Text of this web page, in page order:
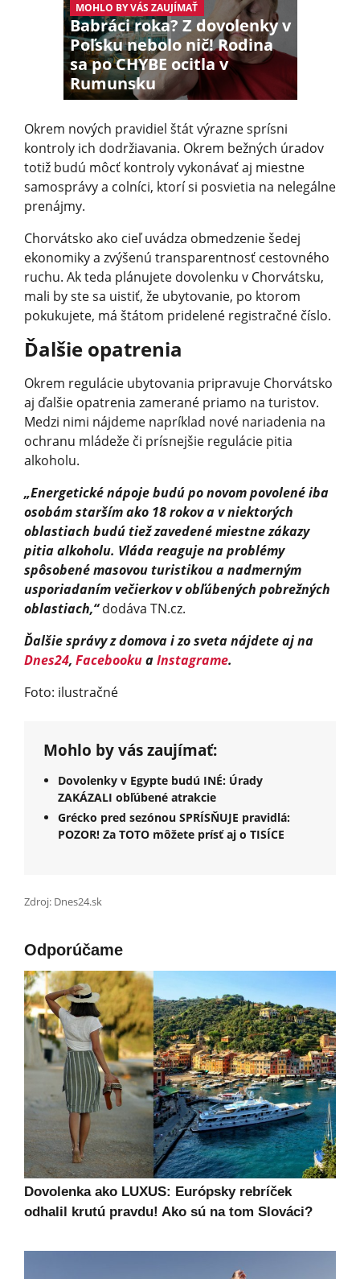
MOHLO BY VÁS ZAUJÍMAŤ
Babráci roka? Z dovolenky v
Poľsku nebolo nič! Rodina
sa po CHYBE ocitla v
Rumunsku
Okrem nových pravidiel štát výrazne sprísni
kontroly ich dodržiavania. Okrem bežných úradov
totiž budú môcť kontroly vykonávať aj miestne
samosprávy a colníci, ktorí si posvietia na nelegálne
prenájmy.
Chorvátsko ako cieľ uvádza obmedzenie šedej
ekonomiky a zvýšenú transparentnosť cestovného
ruchu. Ak teda plánujete dovolenku v Chorvátsku,
mali by ste sa uistiť, že ubytovanie, po ktorom
pokukujete, má štátom pridelené registračné číslo.
Ďalšie opatrenia
Okrem regulácie ubytovania pripravuje Chorvátsko
aj ďalšie opatrenia zamerané priamo na turistov.
Medzi nimi nájdeme napríklad nové nariadenia na
ochranu mládeže či prísnejšie regulácie pitia
alkoholu.
„Energetické nápoje budú po novom povolené iba
osobám starším ako 18 rokov a v niektorých
oblastiach budú tiež zavedené miestne zákazy
pitia alkoholu. Vláda reaguje na problémy
spôsobené masovou turistikou a nadmerným
usporiadaním večierkov v obľúbených pobrežných
oblastiach,“dodáva TN.cz.
Ďalšie správy z domova i zo sveta nájdete aj na
Dnes24, FacebookuaInstagrame.
Foto: ilustračné
Mohlo by vás zaujímať:
Dovolenky v Egypte budú INÉ: Úrady
ZAKÁZALI obľúbené atrakcie
Grécko pred sezónou SPRÍSŇUJE pravidlá:
POZOR! Za TOTO môžete prísť aj o TISÍCE
Zdroj: Dnes24.sk
Odporúčame
Dovolenka ako LUXUS: Európsky rebríček
odhalil krutú pravdu! Ako sú na tom Slováci?